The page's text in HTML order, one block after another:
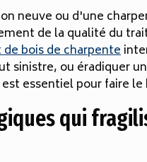
neuve ou d'une
de la qualité du
bois de charpente
sinistre, ou éradiquer
essentiel pour faire
qui